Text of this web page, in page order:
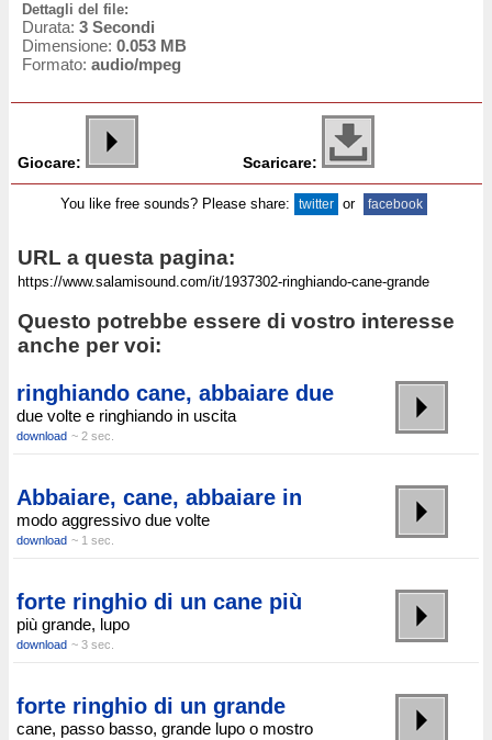
Dettagli del file:
Durata: 3 Secondi
Dimensione: 0.053 MB
Formato: audio/mpeg
Giocare: Scaricare:
You like free sounds? Please share: twitter or facebook
URL a questa pagina:
Questo potrebbe essere di vostro interesse
anche per voi:
ringhiando cane, abbaiare due
due volte e ringhiando in uscita
download ~ 2 sec.
Abbaiare, cane, abbaiare in
modo aggressivo due volte
download ~ 1 sec.
forte ringhio di un cane più
più grande, lupo
download ~ 3 sec.
forte ringhio di un grande
cane, passo basso, grande lupo o mostro